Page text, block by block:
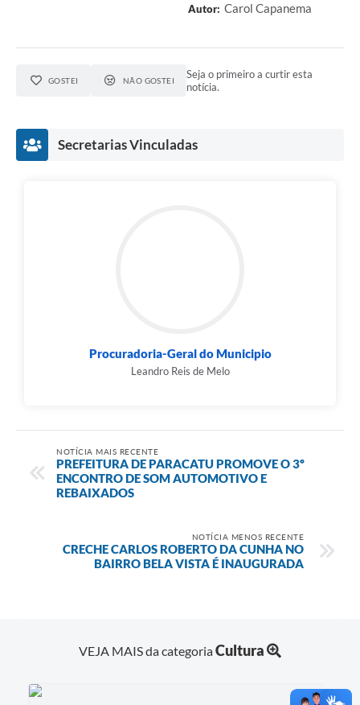
Autor: Carol Capanema
GOSTEI NÃO GOSTEI
Seja o primeiro a curtir esta
notícia.
Secretarias Vinculadas
Procuradoria-Geral do Municipio
Leandro Reis de Melo
NOTÍCIA MAIS RECENTE
PREFEITURA DE PARACATU PROMOVE O 3º
ENCONTRO DE SOM AUTOMOTIVO E
REBAIXADOS
NOTÍCIA MENOS RECENTE
CRECHE CARLOS ROBERTO DA CUNHA NO
BAIRRO BELA VISTA É INAUGURADA
VEJA MAIS da categoriaCultura